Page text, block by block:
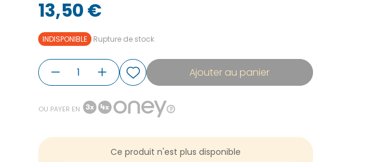
13,50 €
INDISPONIBLE Rupture de stock
Ajouter au panier
OU PAYER EN
Ce produit n'est plus disponible